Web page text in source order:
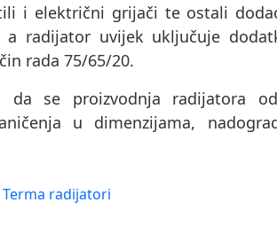
i električni grijači te ostali
radijator uvijek uključuje
rada 75/65/20.
se proizvodnja radijatora
u dimenzijama,
Terma radijatori